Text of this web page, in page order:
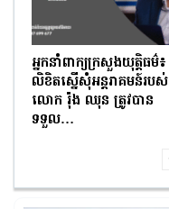
អ្នកនាំពាក្យក្រសួងយុត្តិធម៌៖
លិខិតស្នើសុំអន្តរាគមន៍របស់
លោក រ៉ុង ឈុន ត្រូវបាន
ទទួល…